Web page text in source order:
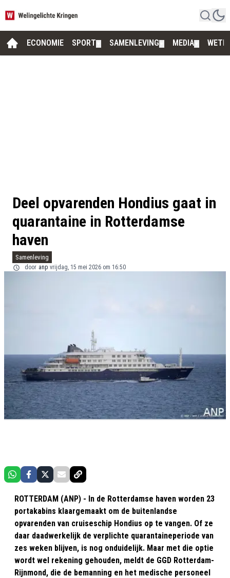
ECONOMIE SPORT SAMENLEVING MEDIA
Deel opvarenden Hondius gaat in
quarantaine in Rotterdamse
haven
Samenleving
door anp vrijdag, 15 mei 2026 om 16:50
ROTTERDAM (ANP) - In de Rotterdamse haven worden 23
portakabins klaargemaakt om de buitenlandse
opvarenden van cruiseschip Hondius op te vangen. Of ze
daar daadwerkelijk de verplichte quarantaineperiode van
zes weken blijven, is nog onduidelijk. Maar met die optie
wordt wel rekening gehouden, meldt de GGD Rotterdam-
Rijnmond, die de bemanning en het medische personeel